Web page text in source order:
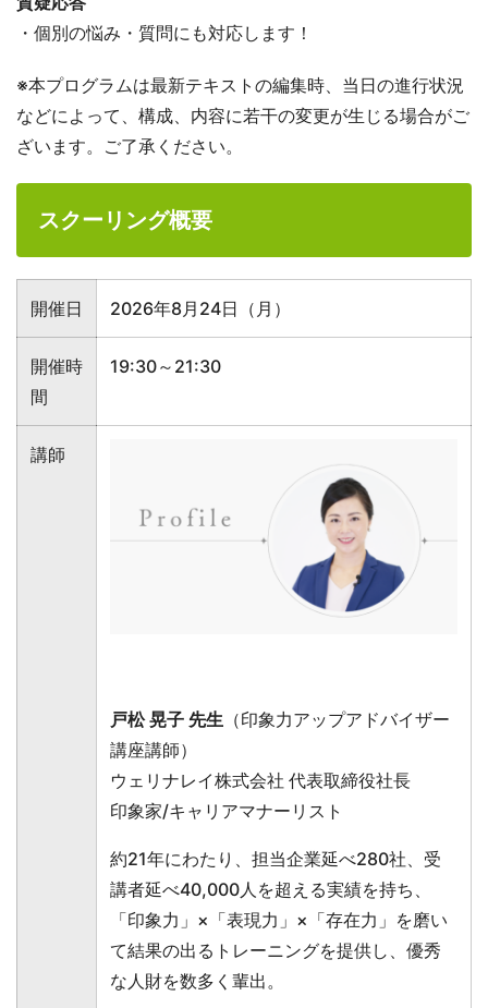
・個別の悩み・質問にも対応します！
※本プログラムは最新テキストの編集時、当日の進行状況
などによって、構成、内容に若干の変更が生じる場合がご
ざいます。ご了承ください。
スクーリング概要
開催日 2026年8月24日（月）
開催時
間
19:30～21:30
講師
戸松 晃子 先生 （印象力アップアドバイザー
講座講師）
ウェリナレイ株式会社 代表取締役社長
印象家/キャリアマナーリスト
約21年にわたり、担当企業延べ280社、受
講者延べ40,000人を超える実績を持ち、
「印象力」×「表現力」×「存在力」を磨い
て結果の出るトレーニングを提供し、優秀
な人財を数多く輩出。